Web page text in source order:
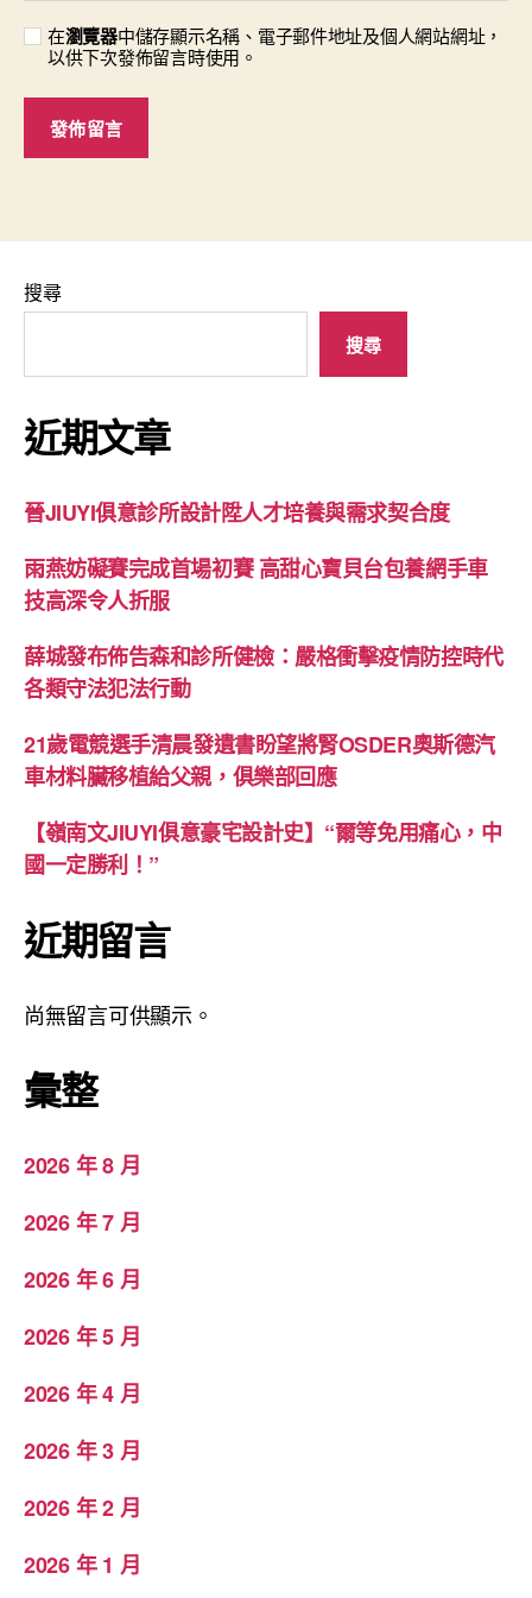
在瀏覽器中儲存顯示名稱、電子郵件地址及個人網站網址，
以供下次發佈留言時使用。
搜尋
搜尋
近期文章
晉JIUYI俱意診所設計陞人才培養與需求契合度
雨燕妨礙賽完成首場初賽 高甜心寶貝台包養網手車
技高深令人折服
薛城發布佈告森和診所健檢：嚴格衝擊疫情防控時代
各類守法犯法行動
21歲電競選手清晨發遺書盼望將腎OSDER奧斯德汽
車材料臟移植給父親，俱樂部回應
【嶺南文JIUYI俱意豪宅設計史】“爾等免用痛心，中
國一定勝利！”
近期留言
尚無留言可供顯示。
彙整
2026 年 8 月
2026 年 7 月
2026 年 6 月
2026 年 5 月
2026 年 4 月
2026 年 3 月
2026 年 2 月
2026 年 1 月